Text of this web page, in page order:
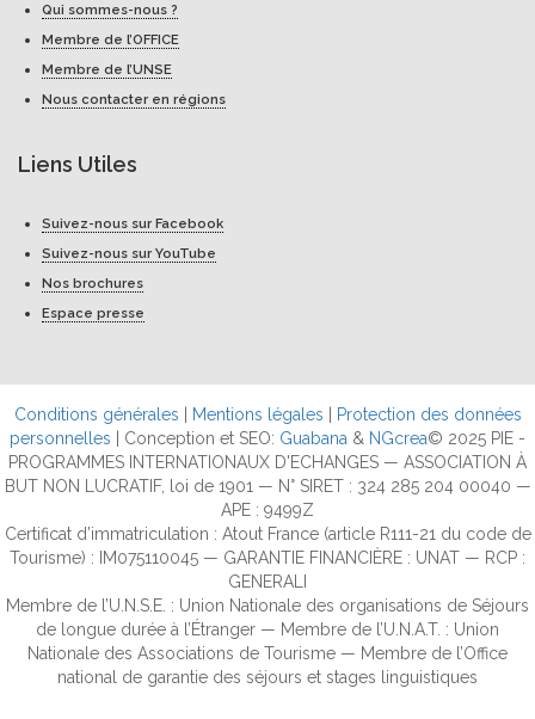
Qui sommes-nous ?
Membre de l’OFFICE
Membre de l’UNSE
Nous contacter en régions
Liens Utiles
Suivez-nous sur Facebook
Suivez-nous sur YouTube
Nos brochures
Espace presse
Conditions générales Mentions légales
Protection des données
personnelles | Conception et SEO: Guabana & NGcrea© 2025 PIE -
PROGRAMMES INTERNATIONAUX D'ECHANGES — ASSOCIATION À
BUT NON LUCRATIF, loi de 1901 — N° SIRET : 324 285 204 00040 —
APE : 9499Z
Certificat d’immatriculation : Atout France (article R111-21 du code de
Tourisme) : IM075110045 — GARANTIE FINANCIÈRE : UNAT — RCP :
GENERALI
Membre de l’U.N.S.E. : Union Nationale des organisations de Séjours
de longue durée à l’Étranger — Membre de l’U.N.A.T. : Union
Nationale des Associations de Tourisme — Membre de l’Office
national de garantie des séjours et stages linguistiques